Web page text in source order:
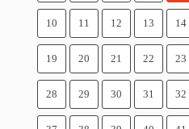
10 11 12 13 14
19 20 21 22 23
28 29 30 31 32